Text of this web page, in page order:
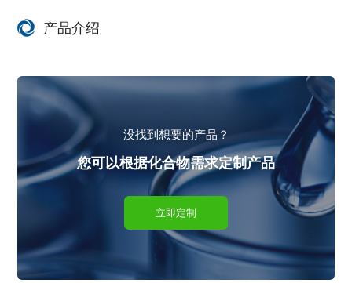
产品介绍
没找到想要的产品？
您可以根据化合物需求定制产品
立即定制